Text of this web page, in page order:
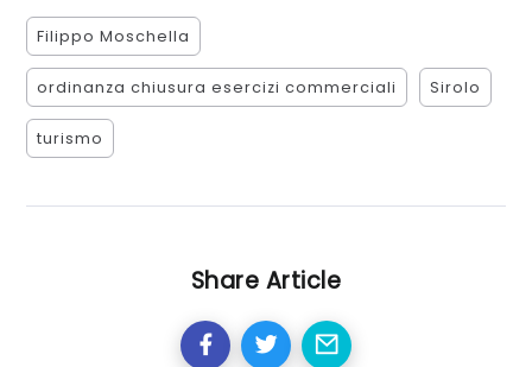
Filippo Moschella
ordinanza chiusura esercizi commerciali Sirolo
turismo
Share Article